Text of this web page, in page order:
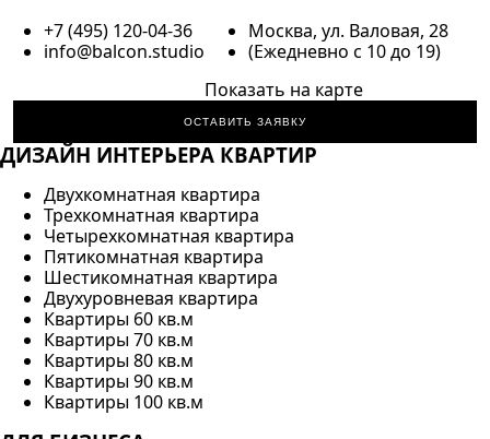
+7 (495) 120-04-36
info@balcon.studio
Москва, ул. Валовая, 28
(Ежедневно с 10 до 19)
Показать на карте
ОСТАВИТЬ ЗАЯВКУ
ДИЗАЙН ИНТЕРЬЕРА КВАРТИР
Двухкомнатная квартира
Трехкомнатная квартира
Четырехкомнатная квартира
Пятикомнатная квартира
Шестикомнатная квартира
Двухуровневая квартира
Квартиры 60 кв.м
Квартиры 70 кв.м
Квартиры 80 кв.м
Квартиры 90 кв.м
Квартиры 100 кв.м